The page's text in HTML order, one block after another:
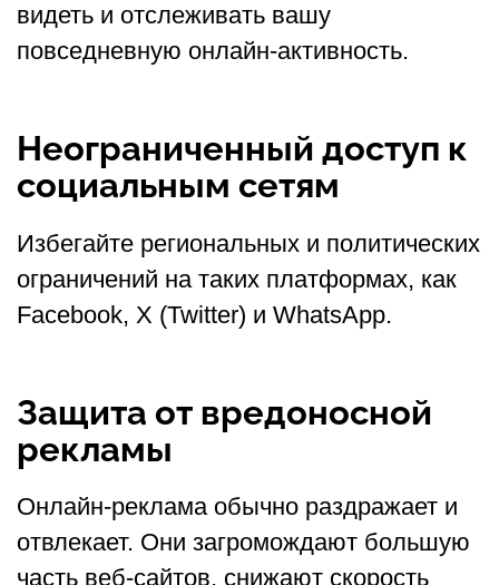
видеть и отслеживать вашу
повседневную онлайн-активность.
Неограниченный доступ к
социальным сетям
Избегайте региональных и политических
ограничений на таких платформах, как
Facebook, X (Twitter) и WhatsApp.
Защита от вредоносной
рекламы
Онлайн-реклама обычно раздражает и
отвлекает. Они загромождают большую
часть веб-сайтов, снижают скорость